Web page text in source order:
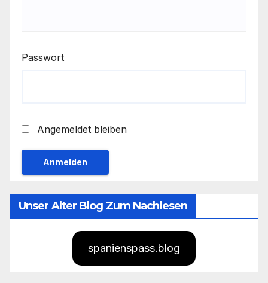
Passwort
Angemeldet bleiben
Unser Alter Blog Zum Nachlesen
spanienspass.blog